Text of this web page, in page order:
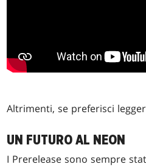
Altrimenti, se preferisci
UN FUTURO AL NEON
I Prerelease sono sempre